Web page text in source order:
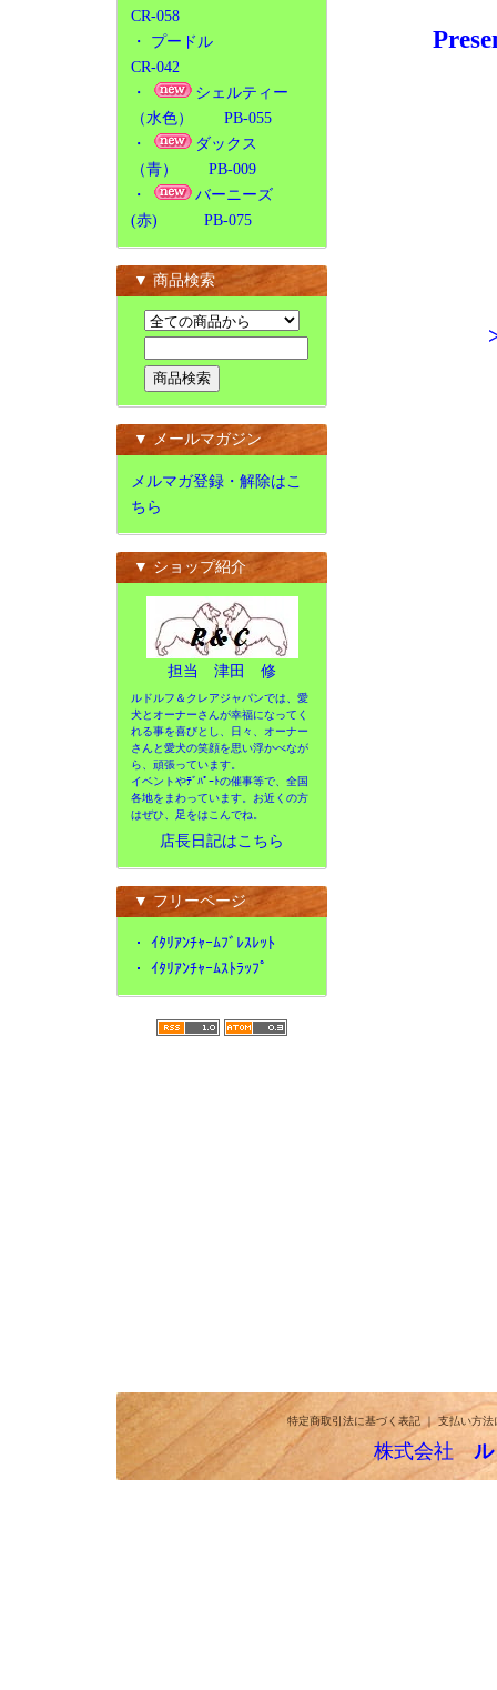
CR-058
・ プードル
CR-042
・
シェルティー
（水色） PB-055
・
ダックス
（青） PB-009
・
バーニーズ
(赤) PB-075
▼ 商品検索
▼ メールマガジン
メルマガ登録・解除はこ
ちら
▼ ショップ紹介
担当 津田 修
ルドルフ＆クレアジャパンでは、愛
犬とオーナーさんが幸福になってく
れる事を喜びとし、日々、オーナー
さんと愛犬の笑顔を思い浮かべなが
ら、頑張っています。
イベントやﾃﾞﾊﾟｰﾄの催事等で、全国
各地をまわっています。お近くの方
はぜひ、足をはこんでね。
店長日記はこちら
▼ フリーページ
・ ｲﾀﾘｱﾝﾁｬｰﾑﾌﾞﾚｽﾚｯﾄ
・ ｲﾀﾘｱﾝﾁｬｰﾑｽﾄﾗｯﾌﾟ
特定商取引法に基づく表記｜支払い方法
株式会社